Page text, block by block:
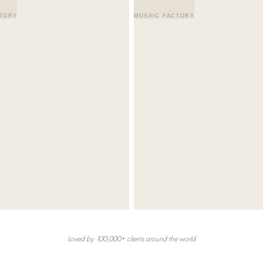
MOSAIC FACTORY
Loved by 100,000+ clients around the world